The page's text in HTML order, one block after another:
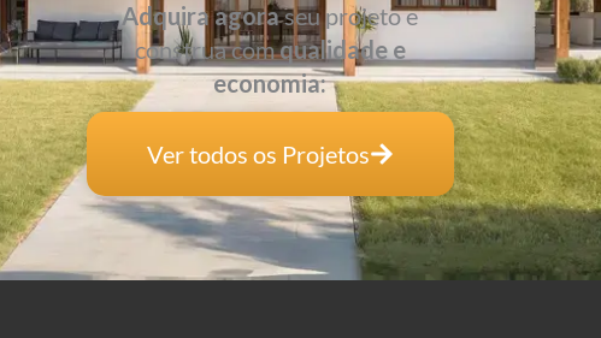
Adquira agoraseu projeto e
construa comqualidade e
economia:
Ver todos os Projetos